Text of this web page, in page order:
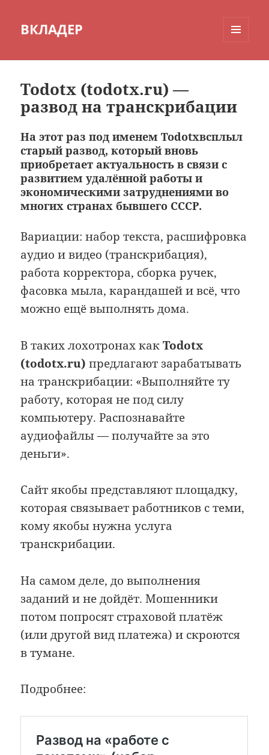
ВКЛАДЕР
Todotx (todotx.ru) —
развод на транскрибации
На этот раз под именем Todotxвсплыл
старый развод, который вновь
приобретает актуальность в связи с
развитием удалённой работы и
экономическими затруднениями во
многих странах бывшего СССР.
Вариации: набор текста, расшифровка
аудио и видео (транскрибация),
работа корректора, сборка ручек,
фасовка мыла, карандашей и всё, что
можно ещё выполнять дома.
В таких лохотронах какTodotx
(todotx.ru) предлагают зарабатывать
на транскрибации: «Выполняйте ту
работу, которая не под силу
компьютеру. Распознавайте
аудиофайлы — получайте за это
деньги».
Сайт якобы представляют площадку,
которая связывает работников с теми,
кому якобы нужна услуга
транскрибации.
На самом деле, до выполнения
заданий и не дойдёт. Мошенники
потом попросят страховой платёж
(или другой вид платежа) и скроются
в тумане.
Подробнее: